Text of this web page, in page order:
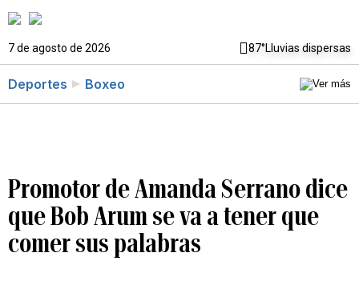
7 de agosto de 2026 87°Lluvias dispersas
Deportes Boxeo
Promotor de Amanda Serrano dice
que Bob Arum se va a tener que
comer sus palabras